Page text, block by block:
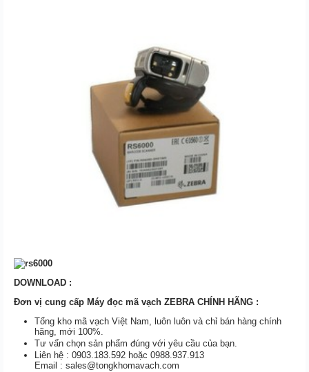
DOWNLOAD :
Đơn vị cung cấp Máy đọc mã vạch ZEBRA CHÍNH HÃNG :
Tổng kho mã vạch Việt Nam, luôn luôn và chỉ bán hàng chính
hãng, mới 100%.
Tư vấn chọn sản phẩm đúng với yêu cầu của bạn.
Liên hệ : 0903.183.592 hoặc 0988.937.913
Email : sales@tongkhomavach.com